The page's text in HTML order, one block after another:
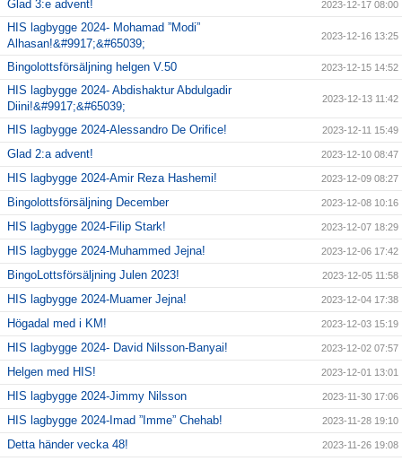
Glad 3:e advent! 2023-12-17 08:00
HIS lagbygge 2024- Mohamad ”Modi”
Alhasan!&#9917;&#65039;
2023-12-16 13:25
Bingolottsförsäljning helgen V.50 2023-12-15 14:52
HIS lagbygge 2024- Abdishaktur Abdulgadir
Diini!&#9917;&#65039;
2023-12-13 11:42
HIS lagbygge 2024-Alessandro De Orifice! 2023-12-11 15:49
Glad 2:a advent! 2023-12-10 08:47
HIS lagbygge 2024-Amir Reza Hashemi! 2023-12-09 08:27
Bingolottsförsäljning December 2023-12-08 10:16
HIS lagbygge 2024-Filip Stark! 2023-12-07 18:29
HIS lagbygge 2024-Muhammed Jejna! 2023-12-06 17:42
BingoLottsförsäljning Julen 2023! 2023-12-05 11:58
HIS lagbygge 2024-Muamer Jejna! 2023-12-04 17:38
Högadal med i KM! 2023-12-03 15:19
HIS lagbygge 2024- David Nilsson-Banyai! 2023-12-02 07:57
Helgen med HIS! 2023-12-01 13:01
HIS lagbygge 2024-Jimmy Nilsson 2023-11-30 17:06
HIS lagbygge 2024-Imad ”Imme” Chehab! 2023-11-28 19:10
Detta händer vecka 48! 2023-11-26 19:08